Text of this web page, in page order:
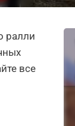
ралли
все